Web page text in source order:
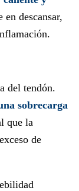
descansar,
del tendón.
sobrecarga
que la
de